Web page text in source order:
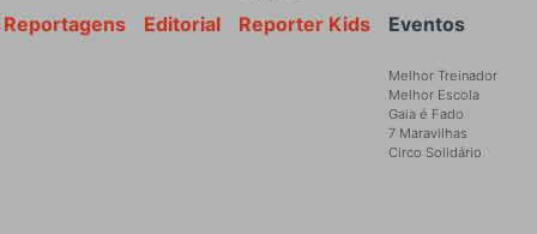
Eventos
Melhor Treinador
Melhor Escola
Gaia é Fado
7 Maravilhas
Circo Solidário
Reporter Kids
Editorial
Reportagens